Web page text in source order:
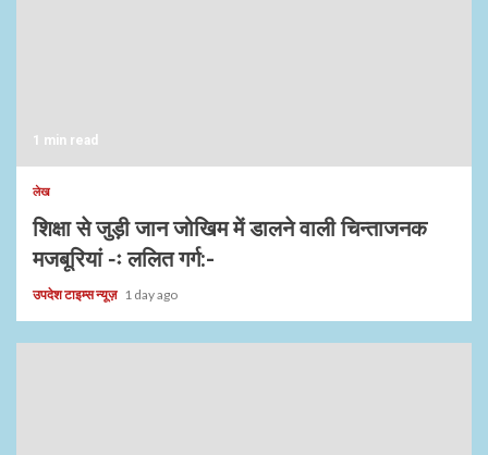
1 min read
लेख
शिक्षा से जुड़ी जान जोखिम में डालने वाली चिन्ताजनक
मजबूरियां -ः ललित गर्ग:-
उपदेश टाइम्स न्यूज़ 1 day ago